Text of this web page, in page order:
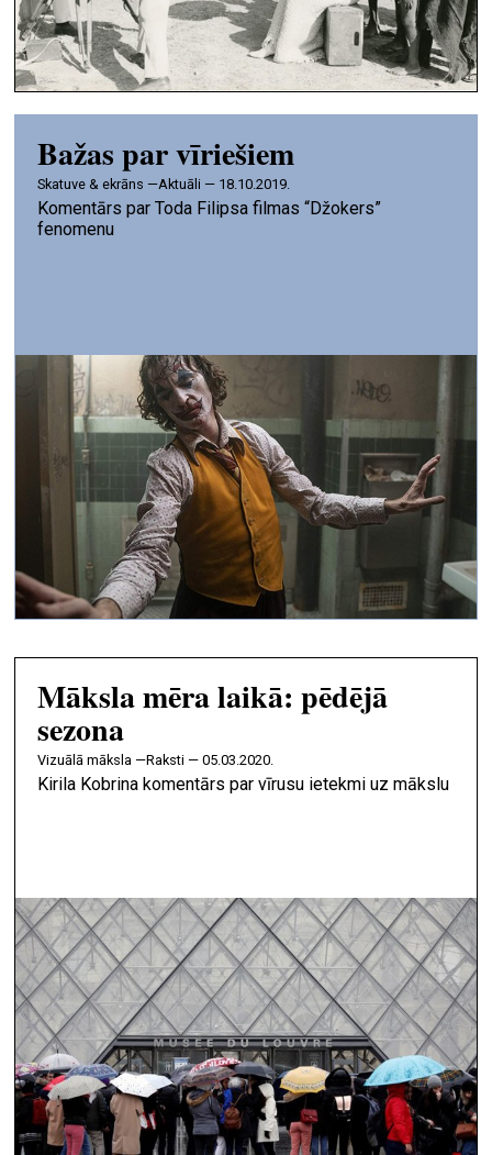
Bažas par vīriešiem
skatuve & ekrāns —Aktuāli — 18.10.2019.
Komentārs par Toda Filipsa filmas “Džokers”
fenomenu
Māksla mēra laikā: pēdējā
sezona
vizuālā māksla —Raksti — 05.03.2020.
Kirila Kobrina komentārs par vīrusu ietekmi uz mākslu